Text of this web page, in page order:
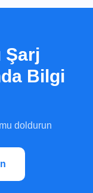
Şarj
Bilgi
doldurun